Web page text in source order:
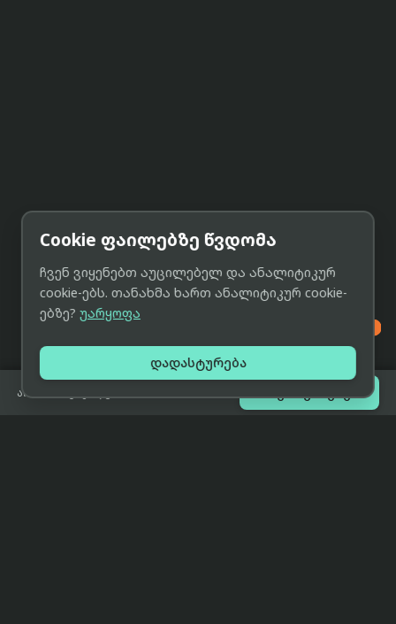
არ არის გაყიდვაში შეთავაზებები

Cookie ფაილებზე წვდომა
ჩვენ ვიყენებთ აუცილებელ და ანალიტიკურ
cookie-ებს. თანახმა ხართ ანალიტიკურ cookie-
ებზე? უარყოფა
დადასტურება